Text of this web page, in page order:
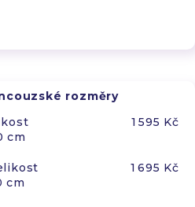
rozměry
cm
1 595 Kč
cm
1 695 Kč